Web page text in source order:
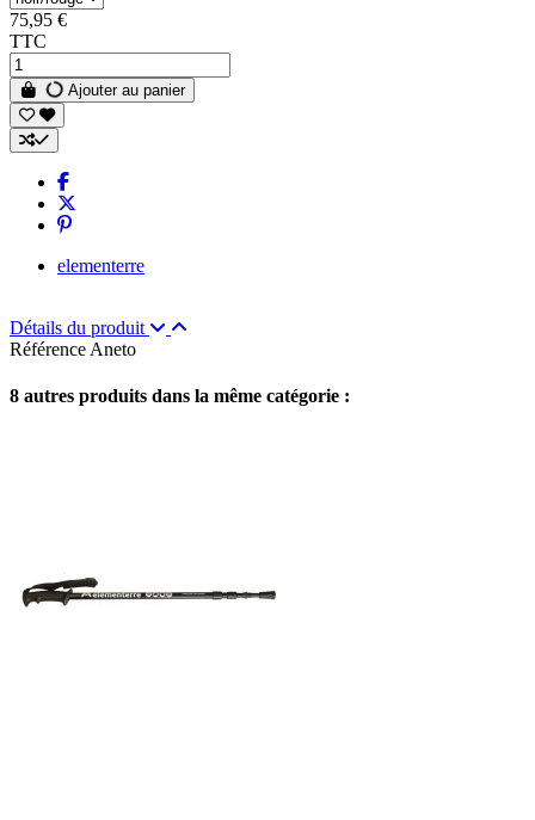
75,95 €
TTC
Ajouter au panier
elementerre
Détails du produit
Référence Aneto
8 autres produits dans la même catégorie :